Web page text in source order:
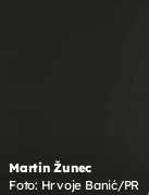
Martin Žunec
Foto: Hrvoje Banić/PR